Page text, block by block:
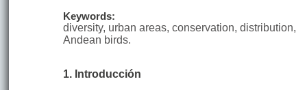
Keywords:
diversity, urban areas, conservation, distribution,
Andean birds.
1. Introducción